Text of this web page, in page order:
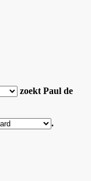
zoekt Paul de
.